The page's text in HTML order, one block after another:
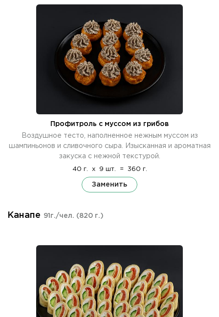
Профитроль с муссом из грибов
Воздушное тесто, наполненное нежным муссом из
шампиньонов и сливочного сыра. Изысканная и ароматная
закуска с нежной текстурой.
40 г. x 9 шт. = 360 г.
Заменить
Канапе 91г./чел. (820 г.)